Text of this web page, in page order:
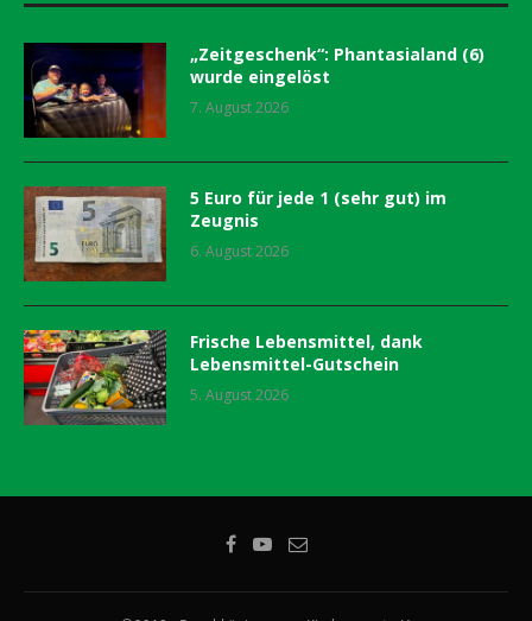
„Zeitgeschenk“: Phantasialand (6)
wurde eingelöst
7. August 2026
5 Euro für jede 1 (sehr gut) im
Zeugnis
6. August 2026
Frische Lebensmittel, dank
Lebensmittel-Gutschein
5. August 2026